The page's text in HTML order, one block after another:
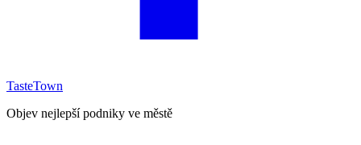
TasteTown
Objev nejlepší podniky ve městě